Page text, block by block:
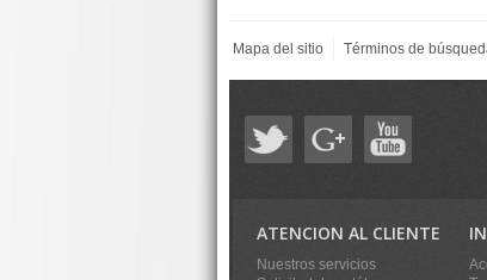
Mapa del sitio Términos de
ATENCION AL CLIENTE
Nuestros servicios